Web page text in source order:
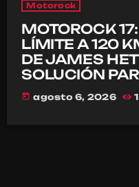
Motorock
MOTOROCK
LÍMITE A 120
DE JAMES
SOLUCIÓN
today agosto 6, 2026